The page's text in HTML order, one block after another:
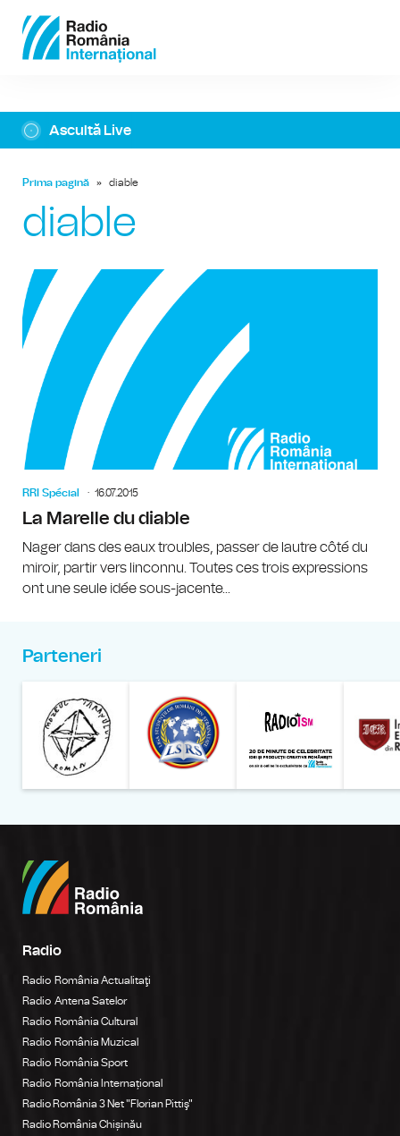
Ascultă Live
Prima pagină » diable
diable
RRI Spécial 16.07.2015
La Marelle du diable
Nager dans des eaux troubles, passer de lautre côté du
miroir, partir vers linconnu. Toutes ces trois expressions
ont une seule idée sous-jacente...
Parteneri
Radio
Radio România Actualitaţi
Radio Antena Satelor
Radio România Cultural
Radio România Muzical
Radio România Sport
Radio România Internațional
Radio România 3 Net "Florian Pittiş"
Radio România Chișinău